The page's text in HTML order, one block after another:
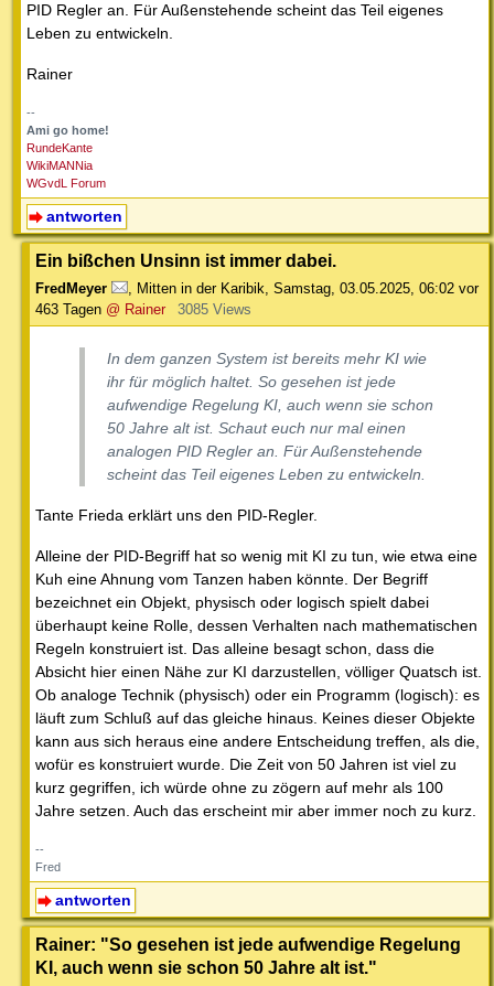
PID Regler an. Für Außenstehende scheint das Teil eigenes
Leben zu entwickeln.
Rainer
--
Ami go home!
RundeKante
WikiMANNia
WGvdL Forum
antworten
Ein bißchen Unsinn ist immer dabei.
FredMeyer Mitten in der Karibik Samstag, 03.05.2025, 06:02 vor
463 Tagen @ Rainer 3085 Views
In dem ganzen System ist bereits mehr KI wie
ihr für möglich haltet. So gesehen ist jede
aufwendige Regelung KI, auch wenn sie schon
50 Jahre alt ist. Schaut euch nur mal einen
analogen PID Regler an. Für Außenstehende
scheint das Teil eigenes Leben zu entwickeln.
Tante Frieda erklärt uns den PID-Regler.
Alleine der PID-Begriff hat so wenig mit KI zu tun, wie etwa eine
Kuh eine Ahnung vom Tanzen haben könnte. Der Begriff
bezeichnet ein Objekt, physisch oder logisch spielt dabei
überhaupt keine Rolle, dessen Verhalten nach mathematischen
Regeln konstruiert ist. Das alleine besagt schon, dass die
Absicht hier einen Nähe zur KI darzustellen, völliger Quatsch ist.
Ob analoge Technik (physisch) oder ein Programm (logisch): es
läuft zum Schluß auf das gleiche hinaus. Keines dieser Objekte
kann aus sich heraus eine andere Entscheidung treffen, als die,
wofür es konstruiert wurde. Die Zeit von 50 Jahren ist viel zu
kurz gegriffen, ich würde ohne zu zögern auf mehr als 100
Jahre setzen. Auch das erscheint mir aber immer noch zu kurz.
--
Fred
antworten
Rainer: "So gesehen ist jede aufwendige Regelung
KI, auch wenn sie schon 50 Jahre alt ist."